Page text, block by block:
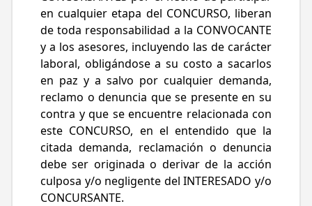
en cualquier etapa del CONCURSO, liberan
de toda responsabilidad a la CONVOCANTE
y a los asesores, incluyendo las de carácter
laboral, obligándose a su costo a sacarlos
en paz y a salvo por cualquier demanda,
reclamo o denuncia que se presente en su
contra y que se encuentre relacionada con
este CONCURSO, en el entendido que la
citada demanda, reclamación o denuncia
debe ser originada o derivar de la acción
culposa y/o negligente del INTERESADO y/o
CONCURSANTE.